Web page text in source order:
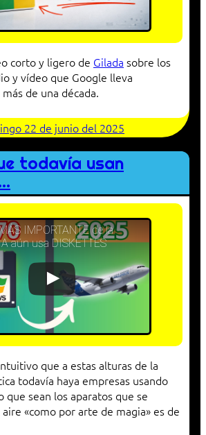
corto y ligero de Gilada sobre los
y vídeo que Google lleva
de una década.
22 de junio del 2025
todavía usan
IMPORTANTE de la
aún usa DISKETTES
que a estas alturas de la
todavía haya empresas usando
sean los aparatos que se
«como por arte de magia» es de